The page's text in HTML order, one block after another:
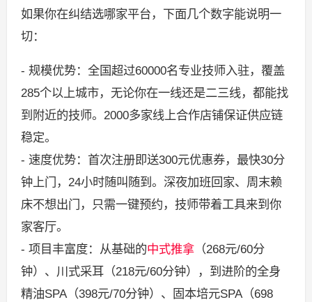
如果你在纠结选哪家平台，下面几个数字能说明一
切：
- 规模优势：全国超过60000名专业技师入驻，覆盖
285个以上城市，无论你在一线还是二三线，都能找
到附近的技师。2000多家线上合作店铺保证供应链
稳定。
- 速度优势：首次注册即送300元优惠券，最快30分
钟上门，24小时随叫随到。深夜加班回家、周末赖
床不想出门，只需一键预约，技师带着工具来到你
家客厅。
- 项目丰富度：从基础的中式推拿（268元/60分
钟）、川式采耳（218元/60分钟），到进阶的全身
精油SPA（398元/70分钟）、固本培元SPA（698